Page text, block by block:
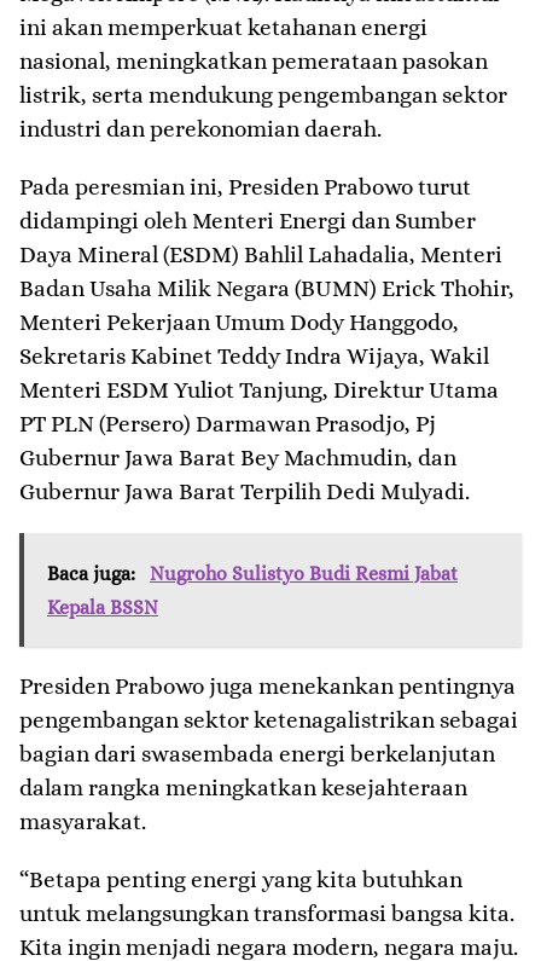
ini akan memperkuat ketahanan energi
nasional, meningkatkan pemerataan pasokan
listrik, serta mendukung pengembangan sektor
industri dan perekonomian daerah.
Pada peresmian ini, Presiden Prabowo turut
didampingi oleh Menteri Energi dan Sumber
Daya Mineral (ESDM) Bahlil Lahadalia, Menteri
Badan Usaha Milik Negara (BUMN) Erick Thohir,
Menteri Pekerjaan Umum Dody Hanggodo,
Sekretaris Kabinet Teddy Indra Wijaya, Wakil
Menteri ESDM Yuliot Tanjung, Direktur Utama
PT PLN (Persero) Darmawan Prasodjo, Pj
Gubernur Jawa Barat Bey Machmudin, dan
Gubernur Jawa Barat Terpilih Dedi Mulyadi.
Baca juga:
Nugroho Sulistyo Budi Resmi Jabat
Kepala BSSN
Presiden Prabowo juga menekankan pentingnya
pengembangan sektor ketenagalistrikan sebagai
bagian dari swasembada energi berkelanjutan
dalam rangka meningkatkan kesejahteraan
masyarakat.
“Betapa penting energi yang kita butuhkan
untuk melangsungkan transformasi bangsa kita.
Kita ingin menjadi negara modern, negara maju.